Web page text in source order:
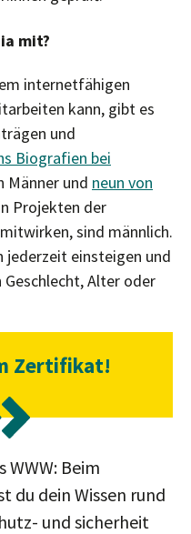
mit?
internetfähigen
kann, gibt es
und
Biografien bei
Männer und neun von
Projekten der
sind männlich.
jederzeit einsteigen und
Alter oder
Zertifikat!
WWW: Beim
du dein Wissen rund
und sicherheit